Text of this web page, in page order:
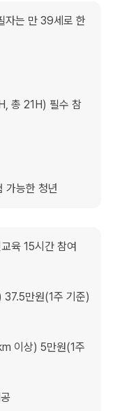
자는 만 39세로 한
총 21H) 필수 참
가능한 청년
육 15시간 참여
37.5만원(1주 기준)
이상) 5만원(1주